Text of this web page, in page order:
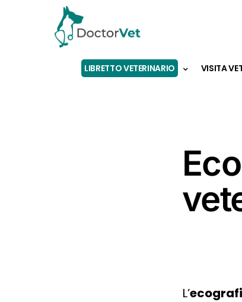
LIBRETTO VETERINARIO VISITA
L’